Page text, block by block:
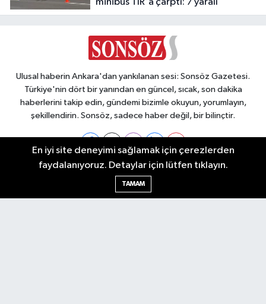
Ulusal haberin Ankara'dan yankılanan sesi: Sonsöz Gazetesi.
Türkiye'nin dört bir yanından en güncel, sıcak, son dakika
haberlerini takip edin, gündemi bizimle okuyun, yorumlayın,
şekillendirin. Sonsöz, sadece haber değil, bir bilinçtir.
Ankara Nöbetçi Eczaneler
En iyi site deneyimi sağlamak için çerezlerden
faydalanıyoruz. Detaylar için lütfen tıklayın.
TAMAM